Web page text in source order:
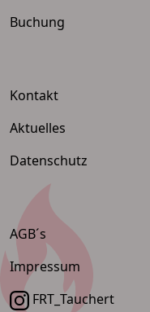
Buchung
Kontakt
Aktuelles
Datenschutz
AGB´s
Impressum
FRT_Tauchert